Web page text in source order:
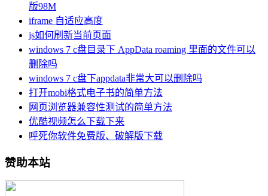
版98M
iframe 自适应高度
js如何刷新当前页面
windows 7 c盘目录下 AppData roaming 里面的文件可以
删除吗
windows 7 c盘下appdata非常大可以删除吗
打开mobi格式电子书的简单方法
网页浏览器兼容性测试的简单方法
优酷视频怎么下载下来
呼死你软件免费版、破解版下载
赞助本站